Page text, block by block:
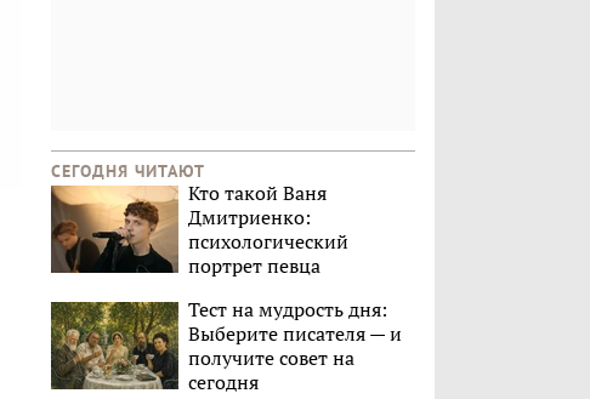
СЕГОДНЯ ЧИТАЮТ
Кто такой Ваня
Дмитриенко:
психологический
портрет певца
Тест на мудрость дня:
Выберите писателя — и
получите совет на
сегодня